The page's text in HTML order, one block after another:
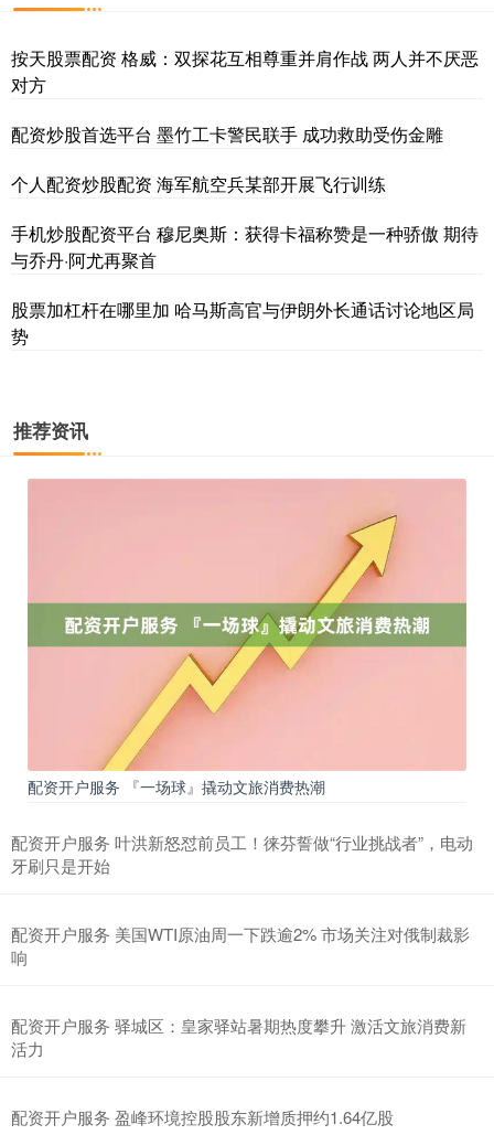
按天股票配资 格威：双探花互相尊重并肩作战 两人并不厌恶
对方
配资炒股首选平台 墨竹工卡警民联手 成功救助受伤金雕
个人配资炒股配资 海军航空兵某部开展飞行训练
手机炒股配资平台 穆尼奥斯：获得卡福称赞是一种骄傲 期待
与乔丹·阿尤再聚首
股票加杠杆在哪里加 哈马斯高官与伊朗外长通话讨论地区局
势
推荐资讯
配资开户服务 『一场球』撬动文旅消费热潮
配资开户服务 叶洪新怒怼前员工！徕芬誓做“行业挑战者”，电动
牙刷只是开始
配资开户服务 美国WTI原油周一下跌逾2% 市场关注对俄制裁影
响
配资开户服务 驿城区：皇家驿站暑期热度攀升 激活文旅消费新
活力
配资开户服务 盈峰环境控股股东新增质押约1.64亿股